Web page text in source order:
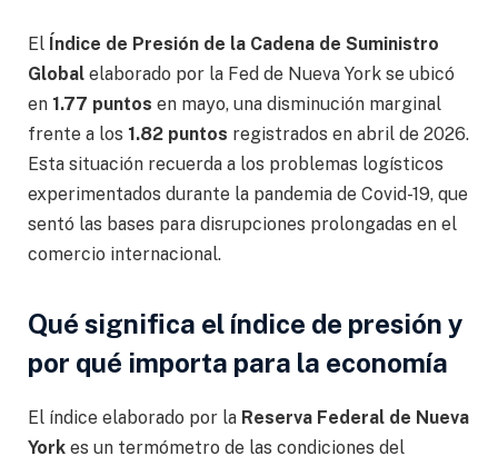
El Índice de Presión de la Cadena de Suministro
Global elaborado por la Fed de Nueva York se ubicó
en 1.77 puntos en mayo, una disminución marginal
frente a los 1.82 puntos registrados en abril de 2026.
Esta situación recuerda a los problemas logísticos
experimentados durante la pandemia de Covid-19, que
sentó las bases para disrupciones prolongadas en el
comercio internacional.
Qué significa el índice de presión y
por qué importa para la economía
El índice elaborado por la Reserva Federal de Nueva
York es un termómetro de las condiciones del